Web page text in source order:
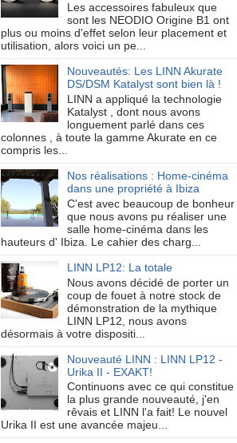
Les accessoires fabuleux que
sont les NEODIO Origine B1 ont
plus ou moins d'effet selon leur placement et
utilisation, alors voici un pe...
Nouveautés: Les LINN Akurate
DS/DSM Katalyst sont bien là !
LINN a appliqué la technologie
Katalyst , dont nous avons
longuement parlé dans ces
colonnes , à toute la gamme Akurate en ce
compris les...
Nos réalisations : Home-cinéma
dans une propriété à Ibiza
C'est avec beaucoup de bonheur
que nous avons pu réaliser une
salle home-cinéma dans les
hauteurs d' Ibiza. Le cahier des charg...
LINN LP12: La totale
Nous avons décidé de porter un
coup de fouet à notre stock de
démonstration de la mythique
LINN LP12, nous avons
désormais à votre dispositi...
Nouveauté LINN : LINN LP12 -
Urika II - EXAKT!
Continuons avec ce qui constitue
la plus grande nouveauté, j'en
rêvais et LINN l'a fait! Le nouvel
Urika II est une avancée majeu...